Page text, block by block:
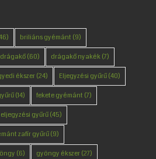
briliáns gyémánt (9)
drágakő(60) drágakő nyakék(7)
ékszer(24) Eljegyzési gyűrű(40)
(14) fekete gyémánt (7)
gyűrű(45)
zafír gyűrű(9)
(6) gyöngy ékszer(27)